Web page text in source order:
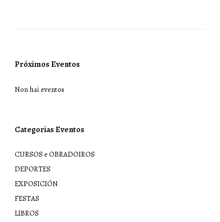
Próximos Eventos
Non hai eventos
Categorias Eventos
CURSOS e OBRADOIROS
DEPORTES
EXPOSICIÓN
FESTAS
LIBROS